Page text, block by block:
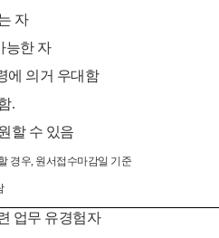
자
능한 자
에 의거 우대함
.
할 수 있음
경우, 원서접수마감일 기준
업무 유경험자